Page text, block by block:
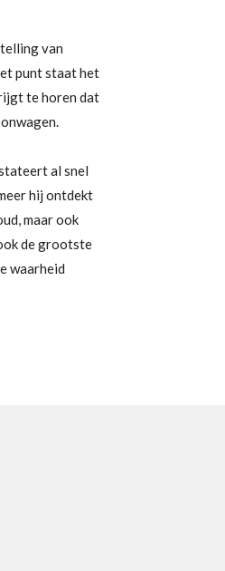
van
punt staat het
te horen dat
al snel
hij ontdekt
maar ook
de grootste
waarheid